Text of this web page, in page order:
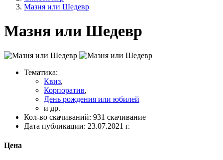
Мазня или Шедевр
Мазня или Шедевр
Тематика:
Квиз,
Корпоратив,
День рождения или юбилей
и др.
Кол-во скачиваний: 931 скачивание
Дата публикации: 23.07.2021 г.
Цена